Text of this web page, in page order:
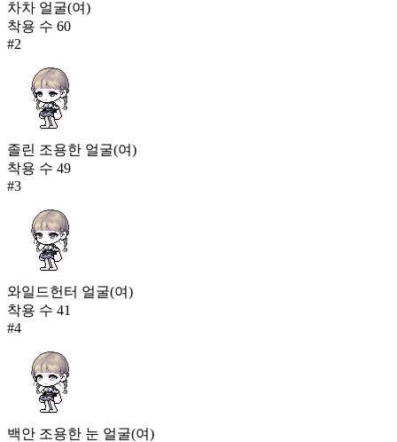
차차 얼굴(여)
착용 수 60
#2
졸린 조용한 얼굴(여)
착용 수 49
#3
와일드헌터 얼굴(여)
착용 수 41
#4
백안 조용한 눈 얼굴(여)